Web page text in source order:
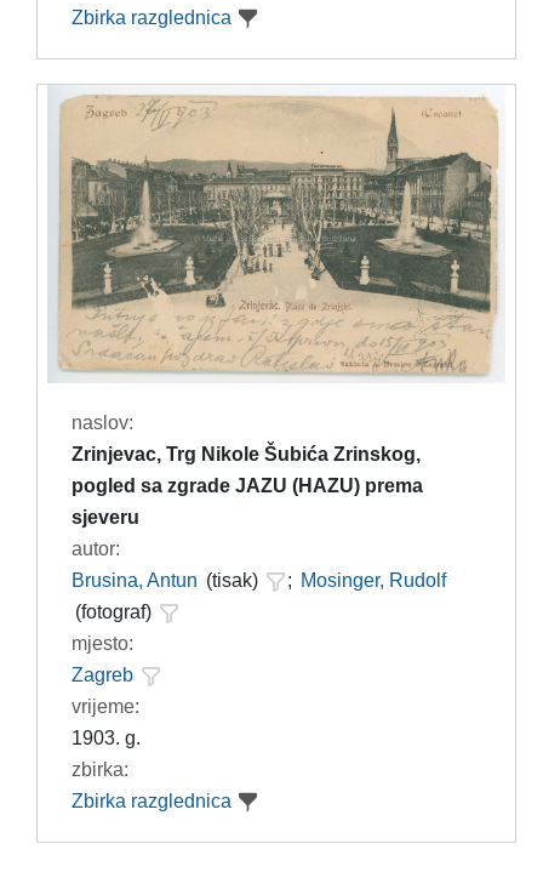
Zbirka razglednica
naslov:
Zrinjevac, Trg Nikole Šubića Zrinskog,
pogled sa zgrade JAZU (HAZU) prema
sjeveru
autor:
Brusina, Antun (tisak) ; Mosinger, Rudolf
(fotograf)
mjesto:
Zagreb
vrijeme:
1903. g.
zbirka:
Zbirka razglednica